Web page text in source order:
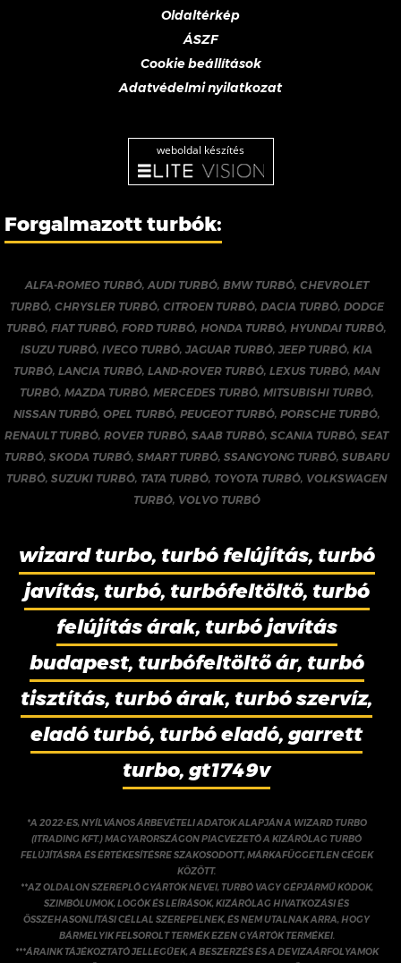
Oldaltérkép
ÁSZF
Cookie beállítások
Adatvédelmi nyilatkozat
weboldal készítés
Forgalmazott turbók:
ALFA-ROMEO TURBÓ,AUDI TURBÓ, BMW TURBÓ, CHEVROLET
TURBÓ, CHRYSLER TURBÓ, CITROEN TURBÓ, DACIA TURBÓ, DODGE
TURBÓ,FIAT TURBÓ,FORD TURBÓ, HONDA TURBÓ, HYUNDAI TURBÓ,
ISUZU TURBÓ,IVECO TURBÓ,JAGUAR TURBÓ,JEEP TURBÓ,KIA
TURBÓ,LANCIA TURBÓ,LAND-ROVER TURBÓ,LEXUS TURBÓ,MAN
TURBÓ, MAZDA TURBÓ, MERCEDES TURBÓ, MITSUBISHI TURBÓ,
NISSAN TURBÓ, OPEL TURBÓ, PEUGEOT TURBÓ, PORSCHE TURBÓ,
RENAULT TURBÓ,ROVER TURBÓ,SAAB TURBÓ,SCANIA TURBÓ,SEAT
TURBÓ, SKODA TURBÓ, SMART TURBÓ, SSANGYONG TURBÓ, SUBARU
TURBÓ,SUZUKI TURBÓ, TATA TURBÓ, TOYOTA TURBÓ, VOLKSWAGEN
TURBÓ, VOLVO TURBÓ
wizard turbo, turbó felújítás, turbó
javítás, turbó, turbófeltöltő, turbó
felújítás árak, turbó javítás
budapest, turbófeltöltő ár, turbó
tisztítás, turbó árak, turbó szervíz,
eladó turbó, turbó eladó, garrett
turbo, gt1749v
*A 2022-ES, NYÍLVÁNOS ÁRBEVÉTELI ADATOK ALAPJÁN A WIZARD TURBO
(ITRADING KFT.) MAGYARORSZÁGON PIACVEZETŐ A KIZÁRÓLAG TURBÓ
FELÚJÍTÁSRA ÉS ÉRTÉKESÍTÉSRE SZAKOSODOTT, MÁRKAFÜGGETLEN CÉGEK
KÖZÖTT.
**AZ OLDALON SZEREPLŐ GYÁRTÓK NEVEI, TURBÓ VAGY GÉPJÁRMŰ KÓDOK,
SZIMBÓLUMOK, LOGÓK ÉS LEÍRÁSOK, KIZÁRÓLAG HIVATKOZÁSI ÉS
ÖSSZEHASONLÍTÁSI CÉLLAL SZEREPELNEK, ÉS NEM UTALNAK ARRA, HOGY
BÁRMELYIK FELSOROLT TERMÉK EZEN GYÁRTÓK TERMÉKEI.
***ÁRAINK TÁJÉKOZTATÓ JELLEGŰEK, A BESZERZÉS ÉS A DEVIZAÁRFOLYAMOK